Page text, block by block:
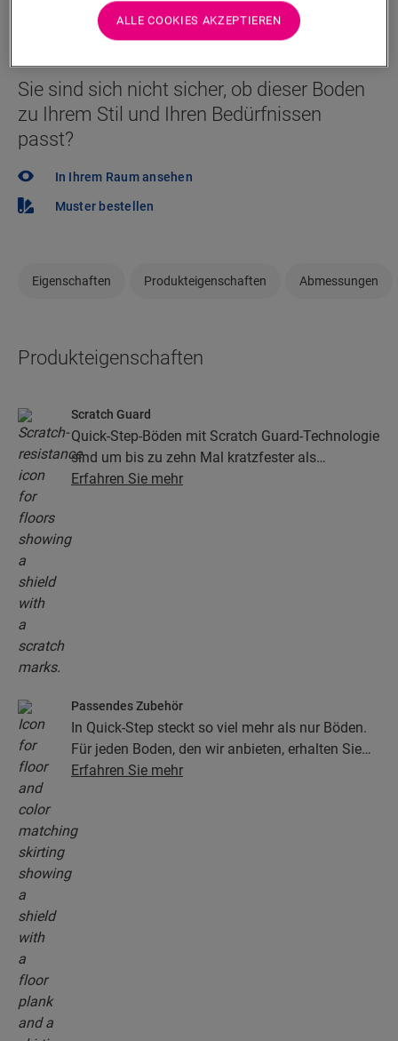
SUCHE
Sie sind sich nicht sicher, ob dieser Boden
zu Ihrem Stil und Ihren Bedürfnissen
passt?
In Ihrem Raum ansehen
Muster bestellen
Eigenschaften Produkteigenschaften Abmessungen
Produkteigenschaften
Scratch Guard
Quick-Step-Böden mit Scratch Guard-Technologie
sind um bis zu zehn Mal kratzfester als
herkömmliche Böden.
Erfahren Sie mehr
Passendes Zubehör
In Quick-Step steckt so viel mehr als nur Böden.
Für jeden Boden, den wir anbieten, erhalten Sie
eine ganze Kollektion aus Zubehör, einschließlich
Erfahren Sie mehr
ALLE COOKIES AKZEPTIEREN